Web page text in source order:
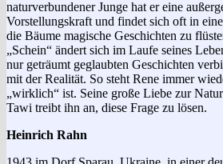
naturverbundener Junge hat er eine
Vorstellungskraft und findet sich oft in
die Bäume magische Geschichten zu
„Schein“ ändert sich im Laufe seines
nur geträumt geglaubten Geschichten
mit der Realität. So steht Rene immer
„wirklich“ ist. Sei­ne große Liebe zur
Tawi treibt ihn an, diese Frage zu lösen.
Heinrich Rahn